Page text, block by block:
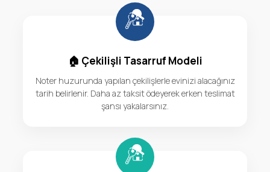
🏠 Çekilişli Tasarruf Modeli
Noter huzurunda yapılan çekilişlerle evinizi alacağınız
tarih belirlenir. Daha az taksit ödeyerek erken teslimat
şansı yakalarsınız.